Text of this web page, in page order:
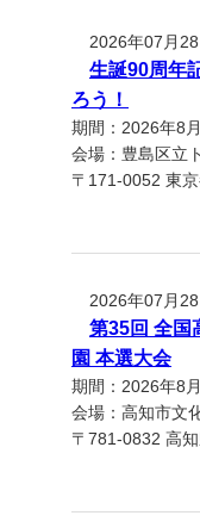
2026年07月28
生誕90周年
ろう！
期間：2026年8
会場：豊島区立
〒171-0052 東
2026年07月28
第35回 全国
園 本選大会
期間：2026年8
会場：高知市文
〒781-0832 高